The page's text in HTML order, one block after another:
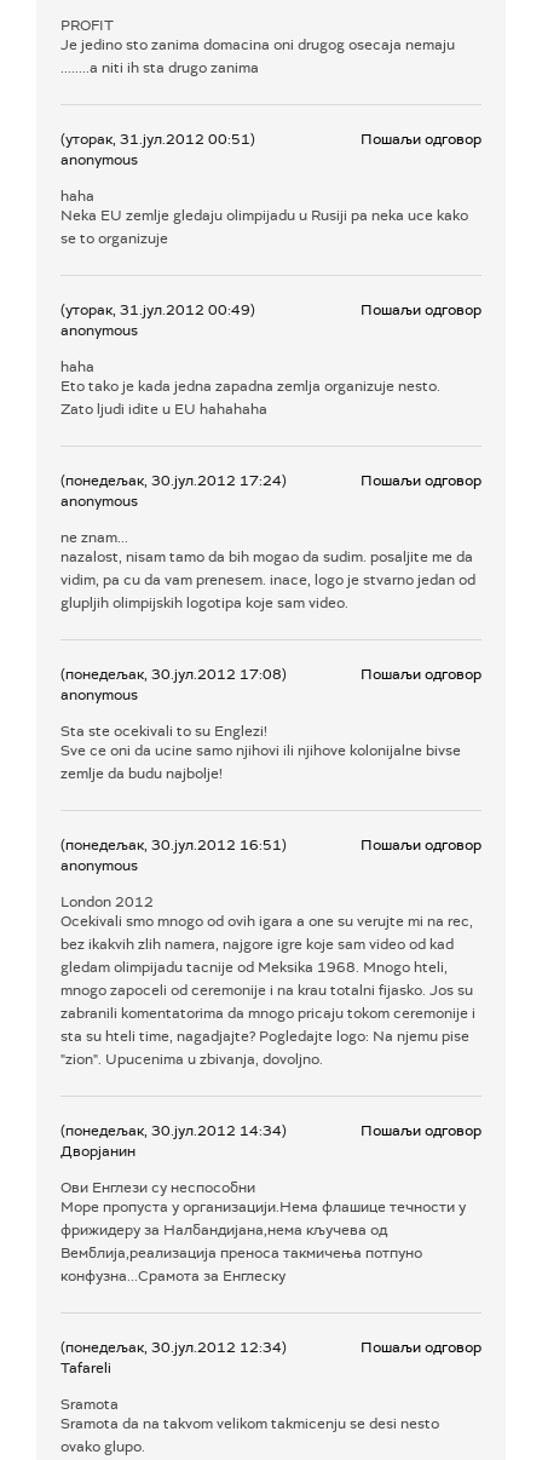
PROFIT
Je jedino sto zanima domacina oni drugog osecaja nemaju
........a niti ih sta drugo zanima
(уторак, 31.јул.2012 00:51)
anonymous
Пошаљи одговор
haha
Neka EU zemlje gledaju olimpijadu u Rusiji pa neka uce kako
se to organizuje
(уторак, 31.јул.2012 00:49)
anonymous
Пошаљи одговор
haha
Eto tako je kada jedna zapadna zemlja organizuje nesto.
Zato ljudi idite u EU hahahaha
(понедељак, 30.јул.2012 17:24)
anonymous
Пошаљи одговор
ne znam...
nazalost, nisam tamo da bih mogao da sudim. posaljite me da
vidim, pa cu da vam prenesem. inace, logo je stvarno jedan od
glupljih olimpijskih logotipa koje sam video.
(понедељак, 30.јул.2012 17:08)
anonymous
Пошаљи одговор
Sta ste ocekivali to su Englezi!
Sve ce oni da ucine samo njihovi ili njihove kolonijalne bivse
zemlje da budu najbolje!
(понедељак, 30.јул.2012 16:51)
anonymous
Пошаљи одговор
London 2012
Ocekivali smo mnogo od ovih igara a one su verujte mi na rec,
bez ikakvih zlih namera, najgore igre koje sam video od kad
gledam olimpijadu tacnije od Meksika 1968. Mnogo hteli,
mnogo zapoceli od ceremonije i na krau totalni fijasko. Jos su
zabranili komentatorima da mnogo pricaju tokom ceremonije i
sta su hteli time, nagadjajte? Pogledajte logo: Na njemu pise
"zion". Upucenima u zbivanja, dovoljno.
(понедељак, 30.јул.2012 14:34)
Дворјанин
Пошаљи одговор
Ови Енглези су неспособни
Море пропуста у организацији.Нема флашице течности у
фрижидеру за Налбандијана,нема кључева од
Вемблија,реализација преноса такмичења потпуно
конфузна...Срамота за Енглеску
(понедељак, 30.јул.2012 12:34)
Tafareli
Пошаљи одговор
Sramota
Sramota da na takvom velikom takmicenju se desi nesto
ovako glupo.